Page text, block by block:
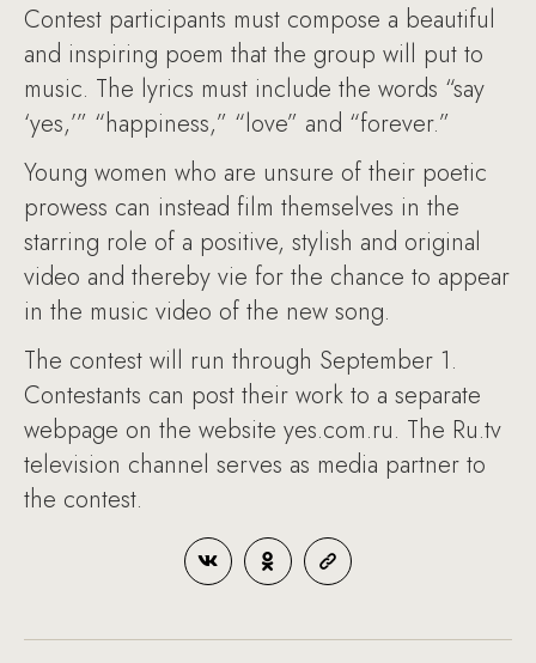
Contest participants must compose a beautiful
and inspiring poem that the group will put to
music. The lyrics must include the words “say
‘yes,’” “happiness,” “love” and “forever.”
Young women who are unsure of their poetic
prowess can instead film themselves in the
starring role of a positive, stylish and original
video and thereby vie for the chance to appear
in the music video of the new song.
The contest will run through September 1.
Contestants can post their work to a separate
webpage on the website yes.com.ru. The Ru.tv
television channel serves as media partner to
the contest.